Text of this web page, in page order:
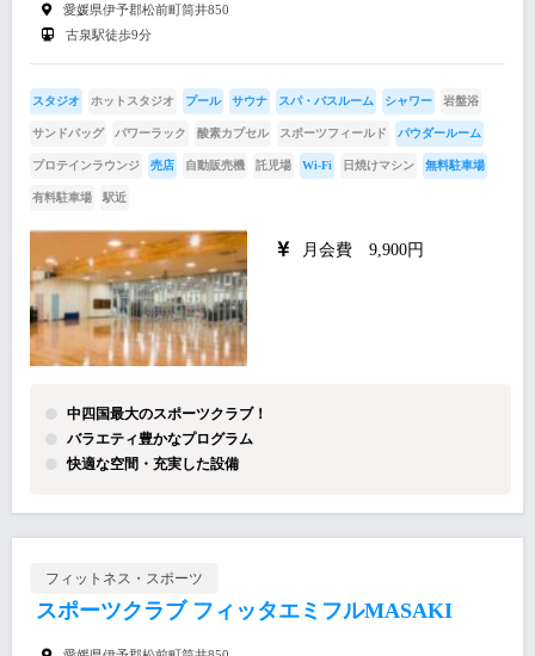
愛媛県伊予郡松前町筒井850
古泉駅徒歩9分
スタジオ ホットスタジオ プール サウナ スパ・バスルーム シャワー 岩盤浴
サンドバッグ パワーラック 酸素カプセル スポーツフィールド パウダールーム
プロテインラウンジ 売店 自動販売機 託児場 Wi-Fi 日焼けマシン 無料駐車場
有料駐車場 駅近
月会費 9,900円
中四国最大のスポーツクラブ！
バラエティ豊かなプログラム
快適な空間・充実した設備
フィットネス・スポーツ
スポーツクラブ フィッタエミフルMASAKI